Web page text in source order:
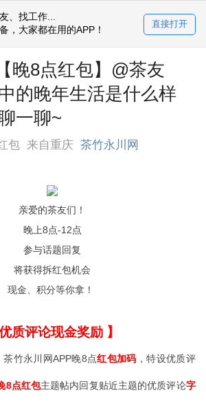
、找工作...
，大家都在用的APP！
直接打开
晚8点红包】@茶友
的晚年生活是什么样
一聊~
包 来自重庆 茶竹永川网
亲爱的茶友们！
晚上8点-12点
参与话题回复
将获得拆红包机会
现金、积分等你拿！
优质评论现金奖励 】
茶竹永川网APP晚8点红包加码 ，特设优质评
8点红包主题帖内回复贴近主题的优质评论字